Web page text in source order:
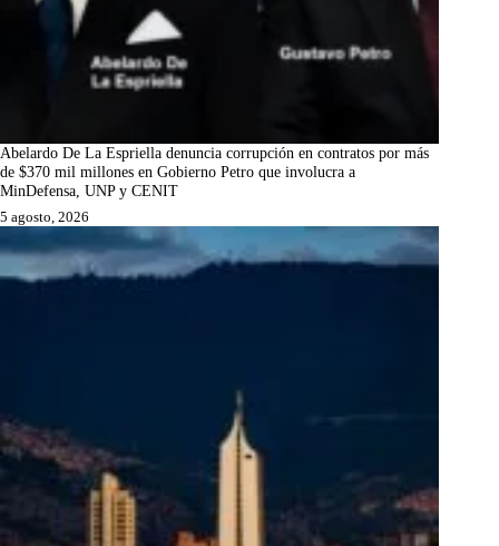
Abelardo De La Espriella denuncia corrupción en contratos por más
de $370 mil millones en Gobierno Petro que involucra a
MinDefensa, UNP y CENIT
5 agosto, 2026